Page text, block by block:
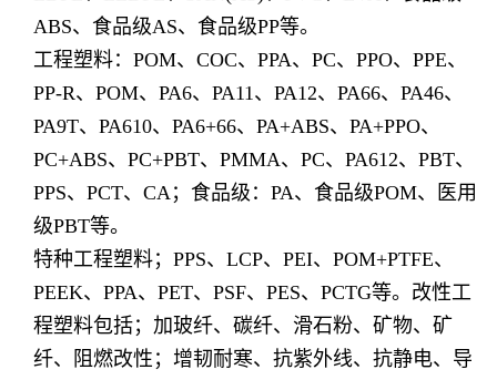
ABS、食品级AS、食品级PP等。
工程塑料：POM、COC、PPA、PC、PPO、PPE、
PP-R、POM、PA6、PA11、PA12、PA66、PA46、
PA9T、PA610、PA6+66、PA+ABS、PA+PPO、
PC+ABS、PC+PBT、PMMA、PC、PA612、PBT、
PPS、PCT、CA；食品级：PA、食品级POM、医用
级PBT等。
特种工程塑料；PPS、LCP、PEI、POM+PTFE、
PEEK、PPA、PET、PSF、PES、PCTG等。改性工
程塑料包括；加玻纤、碳纤、滑石粉、矿物、矿
纤、阻燃改性；增韧耐寒、抗紫外线、抗静电、导